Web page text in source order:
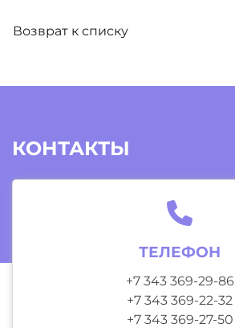
Возврат к списку
КОНТАКТЫ
ТЕЛЕФОН
+7 343 369-29-86
+7 343 369-22-32
+7 343 369-27-50